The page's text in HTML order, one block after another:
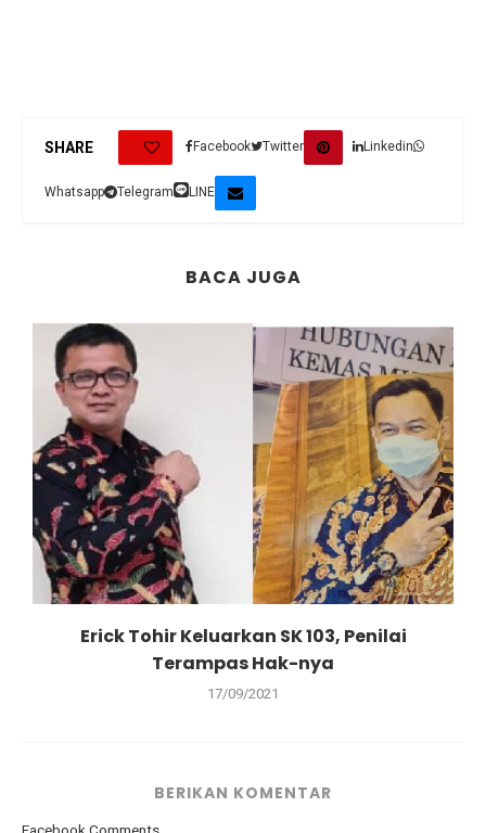
SHARE Facebook Twitter Linkedin
Whatsapp Telegram LINE
BACA JUGA
Erick Tohir Keluarkan SK 103, Penilai
Terampas Hak-nya
17/09/2021
BERIKAN KOMENTAR
Facebook Comments